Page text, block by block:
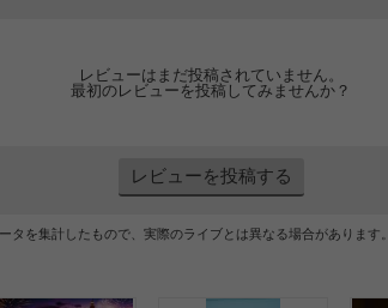
レビューはまだ投稿されていません。
最初のレビューを投稿してみませんか？
レビューを投稿する
を集計したもので、実際のライブとは異なる場合があります。